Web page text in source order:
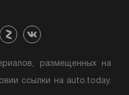
размещенных на
ссылки на auto.today.